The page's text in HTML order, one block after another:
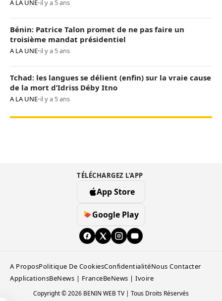
A LA UNE•il y a 5 ans
Bénin: Patrice Talon promet de ne pas faire un
troisième mandat présidentiel
A LA UNE•il y a 5 ans
Tchad: les langues se délient (enfin) sur la vraie cause
de la mort d’Idriss Déby Itno
A LA UNE•il y a 5 ans
TÉLÉCHARGEZ L’APP
App Store
Google Play
A ProposPolitique De CookiesConfidentialitéNous Contacter
ApplicationsBeNews | FranceBeNews | Ivoire
Copyright © 2026 BENIN WEB TV | Tous Droits Réservés